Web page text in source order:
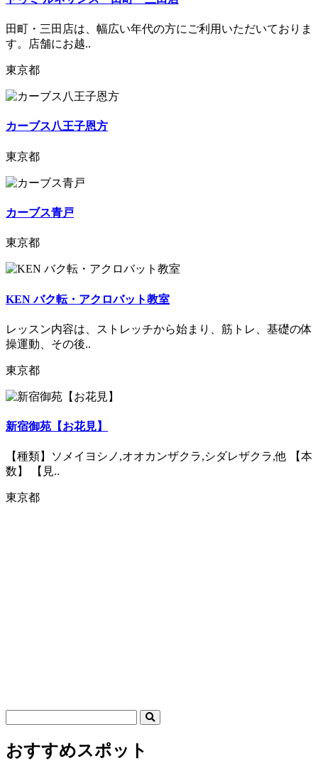
田町・三田店は、幅広い年代の方にご利用いただいておりま
す。店舗にお越..
東京都
カーブス八王子恩方
東京都
カーブス青戸
東京都
KEN バク転・アクロバット教室
レッスン内容は、ストレッチから始まり、筋トレ、基礎の体
操運動、その後..
東京都
新宿御苑【お花見】
【種類】ソメイヨシノ,オオカンザクラ,シダレザクラ,他 【本
数】 【見..
東京都
おすすめスポット